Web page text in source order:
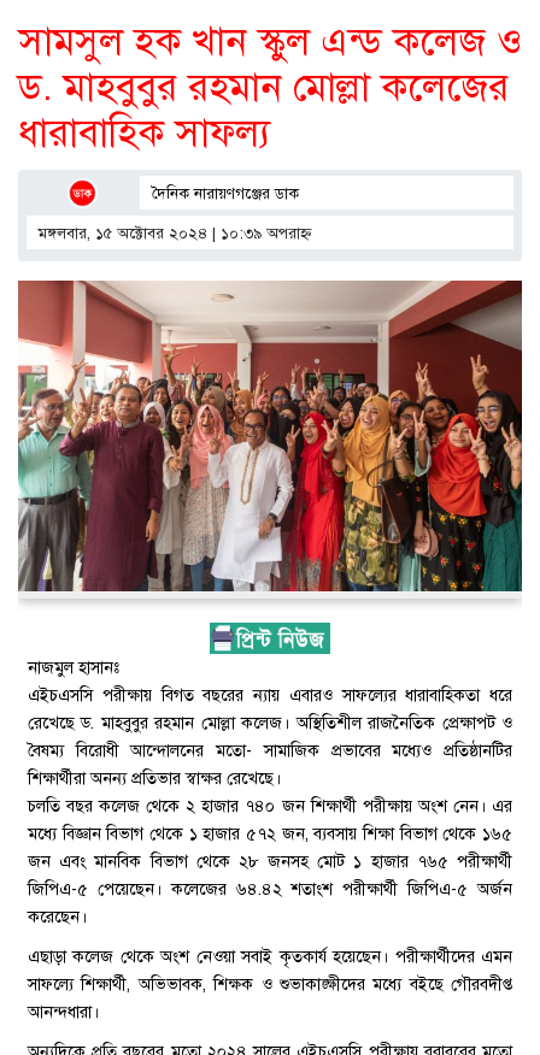
সামসুল হক খান স্কুল এন্ড কলেজ ও
ড. মাহবুবুর রহমান মোল্লা কলেজের
ধারাবাহিক সাফল্য
দৈনিক নারায়ণগঞ্জের ডাক
মঙ্গলবার, ১৫ অক্টোবর ২০২৪ | ১০:৩৯ অপরাহ্ণ
নাজমুল হাসানঃ
এইচএসসি পরীক্ষায় বিগত বছরের ন্যায় এবারও সাফল্যের ধারাবাহিকতা ধরে
রেখেছে ড. মাহবুবুর রহমান মোল্লা কলেজ। অস্থিতিশীল রাজনৈতিক প্রেক্ষাপট ও
বৈষম্য বিরোধী আন্দোলনের মতো- সামাজিক প্রভাবের মধ্যেও প্রতিষ্ঠানটির
শিক্ষার্থীরা অনন্য প্রতিভার স্বাক্ষর রেখেছে।
চলতি বছর কলেজ থেকে ২ হাজার ৭৪০ জন শিক্ষার্থী পরীক্ষায় অংশ নেন। এর
মধ্যে বিজ্ঞান বিভাগ থেকে ১ হাজার ৫৭২ জন, ব্যবসায় শিক্ষা বিভাগ থেকে ১৬৫
জন এবং মানবিক বিভাগ থেকে ২৮ জনসহ মোট ১ হাজার ৭৬৫ পরীক্ষার্থী
জিপিএ-৫ পেয়েছেন। কলেজের ৬৪.৪২ শতাংশ পরীক্ষার্থী জিপিএ-৫ অর্জন
করেছেন।
এছাড়া কলেজ থেকে অংশ নেওয়া সবাই কৃতকার্য হয়েছেন। পরীক্ষার্থীদের এমন
সাফল্যে শিক্ষার্থী, অভিভাবক, শিক্ষক ও শুভাকাঙ্ক্ষীদের মধ্যে বইছে গৌরবদীপ্ত
আনন্দধারা।